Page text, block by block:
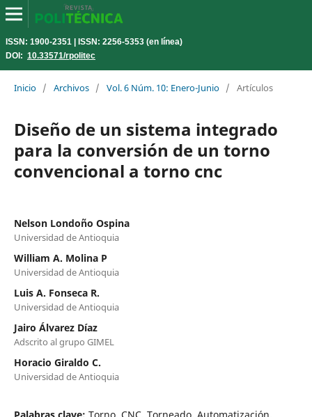
ISSN: 1900-2351 | ISSN: 2256-5353 (en línea)
DOI: 10.33571/rpolitec
Inicio / Archivos / Vol. 6 Núm. 10: Enero-Junio / Artículos
Diseño de un sistema integrado
para la conversión de un torno
convencional a torno cnc
Nelson Londoño Ospina
Universidad de Antioquia
William A. Molina P
Universidad de Antioquia
Luis A. Fonseca R.
Universidad de Antioquia
Jairo Álvarez Díaz
Adscrito al grupo GIMEL
Horacio Giraldo C.
Universidad de Antioquia